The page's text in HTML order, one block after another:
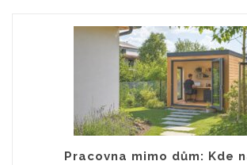
Pracovna mimo dům: Kde